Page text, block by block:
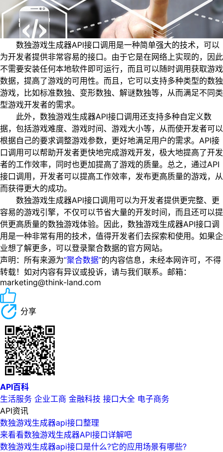
数独游戏生成器API接口调用是一种简单强大的技术，可以
为开发者提供非常容易的接口。由于它是在网络上实现的，因此
不需要安装任何本地软件即可运行，而且可以随时调用获取游戏
数据，提高了游戏的可用性。而且，它可以支持多种类型的数独
游戏，比如标准数独、变形数独、解谜数独等，从而满足不同类
型游戏开发者的需求。
此外，数独游戏生成器API接口调用还支持多种自定义数
据，包括游戏难度、游戏时间、游戏大小等，从而使开发者可以
根据自己的要求调整游戏参数，更好地满足用户的需求。API接
口调用可以帮助开发者更快地完成游戏开发，极大地提高了开发
者的工作效率，同时也更加提高了游戏的质量。总之，通过API
接口调用，开发者可以提高工作效率，发布更高质量的游戏，从
而获得更大的成功。
数独游戏生成器API接口调用可以为开发者提供更完整、更
容易的游戏引擎，不仅可以节省大量的开发时间，而且还可以提
供更高质量的数独游戏体验。因此，数独游戏生成器API接口调
用是一种非常有用的技术，值得开发者们去探索和使用。如果企
业想了解更多，可以登录聚合数据的官方网站。
声明：所有来源为“聚合数据”的内容信息，未经本网许可，不得
转载！如对内容有异议或投诉，请与我们联系。邮箱：
marketing@think-land.com
分享
API百科
生活服务 企业工商 金融科技 接口大全 电子商务
API资讯
数独游戏生成器api接口整理
来看看数独游戏生成器API接口详解吧
数独游戏生成器api接口是什么?它的应用场景有哪些?